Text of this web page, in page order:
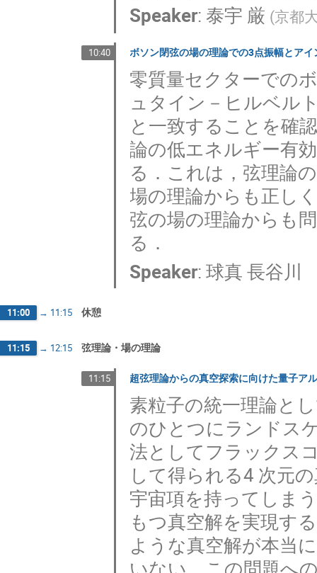
Speaker: 泰宇 厳 (京都
10:40 ボソン閉弦の場の理論での3点振幅とア
零質量セクターでの
ュタイン－ヒルベル
と一致することを確
論の低エネルギー有
る．これは，弦理論
場の理論からも正し
弦の場の理論からも
る．
Speaker:球真 長谷川
11:00 → 11:15 休憩
11:15 → 12:15 弦理論・場の理論
11:15 超弦理論からの真空探索に向けた量子ア
素粒子の統一理論と
のひとつにランドス
法としてフラックス
して得られる4 次元
宇宙項を持ってしま
もつ真空解を実現す
ような真空解が本当